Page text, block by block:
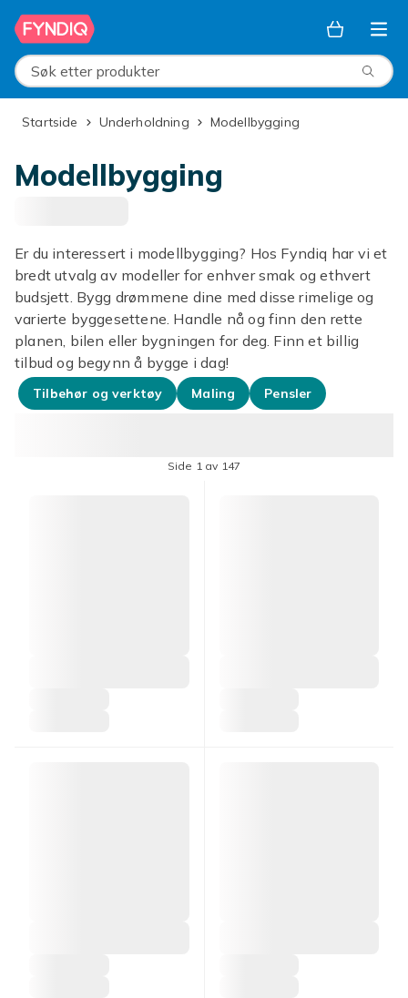
Hopp til hovedinnhold
Søk etter produkter
Startside Underholdning Modellbygging
Modellbygging
Er du interessert i modellbygging? Hos Fyndiq har vi et
bredt utvalg av modeller for enhver smak og ethvert
budsjett. Bygg drømmene dine med disse rimelige og
varierte byggesettene. Handle nå og finn den rette
planen, bilen eller bygningen for deg. Finn et billig
tilbud og begynn å bygge i dag!
Tilbehør og verktøy Maling Pensler
Side 1 av 147